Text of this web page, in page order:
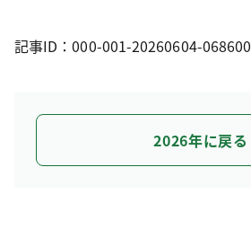
記事ID：000-001-20260604-068600
2026年に戻る